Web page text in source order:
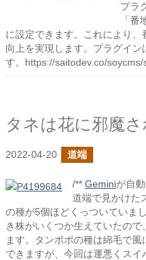
プラ
「
に設定できます。これにより
向上を実現します。プラグイ
す。https://saitodev.co/soycms/
2022-04-20 道端
/** Geminiが自
道端で見かけた
の種が5個ほどくっついていま
き株がいくつか生えていたの
ます。タンポポの種は綿毛で
できますが、今回は運悪くス